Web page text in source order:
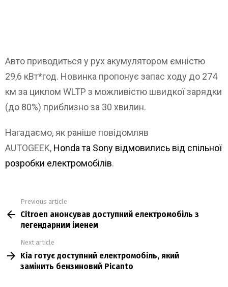
Авто приводиться у рух акумулятором ємністю
29,6 кВт*год. Новинка пропонує запас ходу до 274
км за циклом WLTP з можливістю швидкої зарядки
(до 80%) приблизно за 30 хвилин.
Нагадаємо, як раніше повідомляв
AUTOGEEK, Honda та Sony відмовились від спільної
розробки електромобілів.
more
Previous article
Citroen анонсував доступний електромобіль з
легендарним іменем
Next article
Kia готує доступний електромобіль, який
замінить бензиновий Picanto